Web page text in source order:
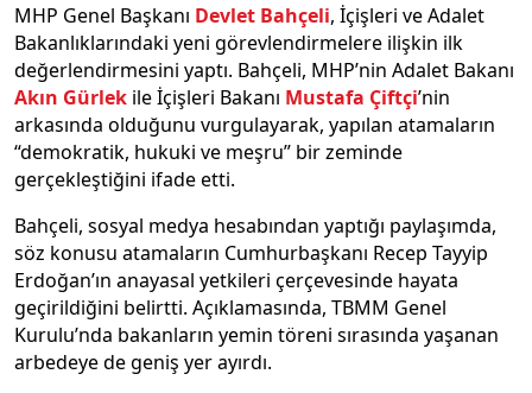
MHP Genel Başkanı Devlet Bahçeli, İçişleri ve Adalet
Bakanlıklarındaki yeni görevlendirmelere ilişkin ilk
değerlendirmesini yaptı. Bahçeli, MHP’nin Adalet Bakanı
Akın Gürlek ile İçişleri Bakanı Mustafa Çiftçi’nin
arkasında olduğunu vurgulayarak, yapılan atamaların
“demokratik, hukuki ve meşru” bir zeminde
gerçekleştiğini ifade etti.
Bahçeli, sosyal medya hesabından yaptığı paylaşımda,
söz konusu atamaların Cumhurbaşkanı Recep Tayyip
Erdoğan’ın anayasal yetkileri çerçevesinde hayata
geçirildiğini belirtti. Açıklamasında, TBMM Genel
Kurulu’nda bakanların yemin töreni sırasında yaşanan
arbedeye de geniş yer ayırdı.